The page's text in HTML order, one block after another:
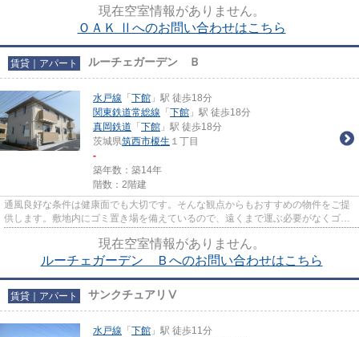
現在空室情報がありません。
ＯＡＫ Ⅱへのお問い合わせはこちら
賃貸｜アパート ルーチェガーデン Ｂ
水戸線 「 下館 」駅 徒歩18分
関東鉄道常総線 「 下館 」駅 徒歩18分
真岡鉄道 「 下館 」駅 徒歩18分
茨城県筑西市榎生 １丁目
-
築年数：築14年
階数：2階建
通風良好な条件は健康面でも大切です。そんな観点からもおすすめの物件をご提
供します。敷地内にゴミ置き場を備えているので、遠くまで運ぶ必要がなくゴミ
現在空室情報がありません。
ルーチェガーデン Ｂへのお問い合わせはこちら
賃貸｜アパート サンクチュアリⅤ
水戸線 「 下館 」駅 徒歩11分